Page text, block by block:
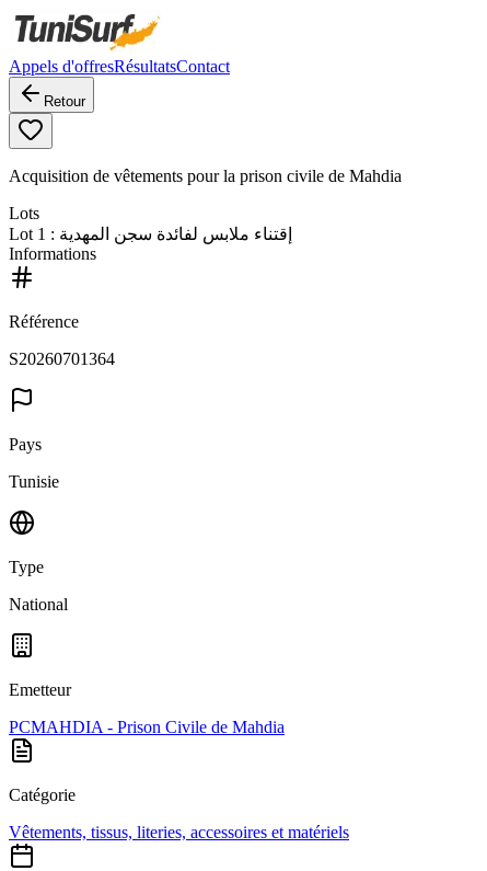
Appels d'offresRésultatsContact
Retour
Acquisition de vêtements pour la prison civile de Mahdia
Lots
Lot 1
: إقتناء ملابس لفائدة سجن المهدية
Informations
Référence
S20260701364
Pays
Tunisie
Type
National
Emetteur
PCMAHDIA - Prison Civile de Mahdia
Catégorie
Vêtements, tissus, literies, accessoires et matériels